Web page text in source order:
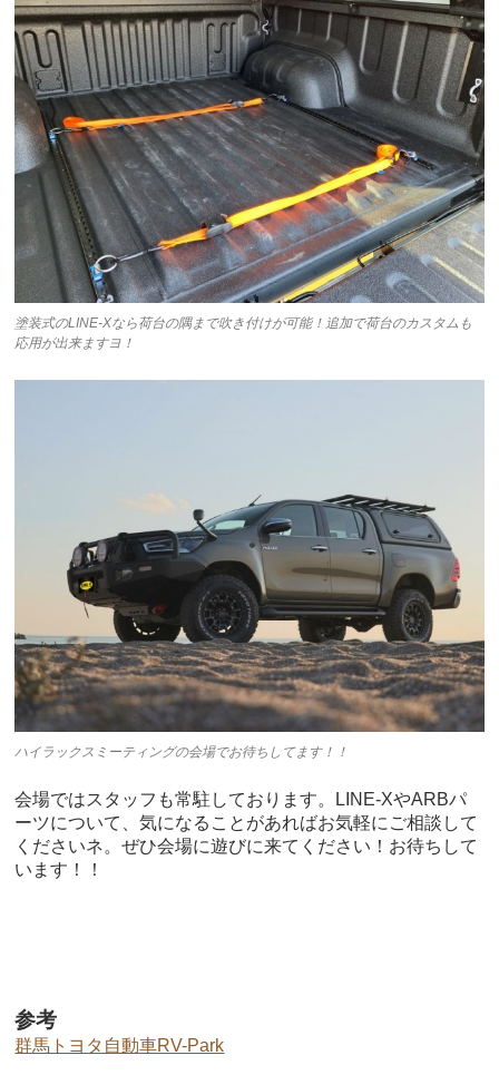
塗装式のLINE-Xなら荷台の隅まで吹き付けが可能！追加で荷台のカスタムも
応用が出来ますヨ！
ハイラックスミーティングの会場でお待ちしてます！！
会場ではスタッフも常駐しております。LINE-XやARBパ
ーツについて、気になることがあればお気軽にご相談して
くださいネ。ぜひ会場に遊びに来てください！お待ちして
います！！
参考
群馬トヨタ自動車RV-Park